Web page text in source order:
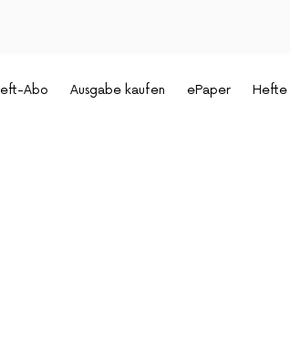
Abo Ausgabe kaufen ePaper Hefte